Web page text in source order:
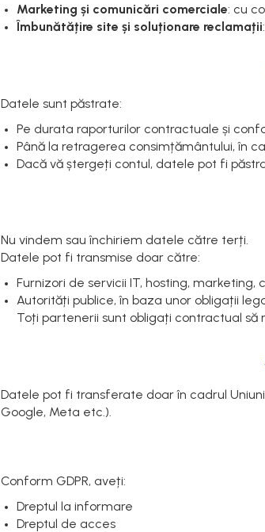
Marketing și comunicări comerciale: cu
Îmbunătățire site și soluționare reclamații
Datele sunt păstrate:
Pe durata raporturilor contractuale și
Până la retragerea consimțământului, în
Dacă vă ștergeți contul, datele pot fi
Nu vindem sau închiriem datele către terți.
Datele pot fi transmise doar către:
Furnizori de servicii IT, hosting, marketing,
Autorități publice, în baza unor obligații
Toți partenerii sunt obligați contractual
Datele pot fi transferate doar în cadrul
Google, Meta etc.).
Conform GDPR, aveți:
Dreptul la informare
Dreptul de acces